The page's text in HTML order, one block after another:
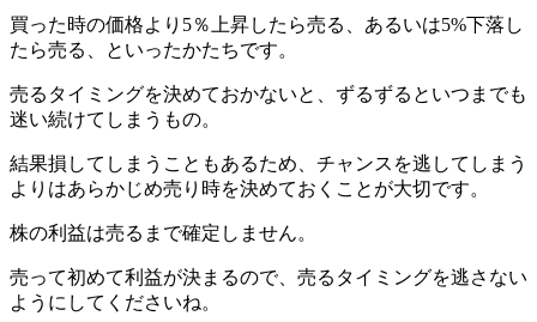
買った時の価格より5％上昇したら売る、あるいは5%下落し
たら売る、といったかたちです。
売るタイミングを決めておかないと、ずるずるといつまでも
迷い続けてしまうもの。
結果損してしまうこともあるため、チャンスを逃してしまう
よりはあらかじめ売り時を決めておくことが大切です。
株の利益は売るまで確定しません。
売って初めて利益が決まるので、売るタイミングを逃さない
ようにしてくださいね。